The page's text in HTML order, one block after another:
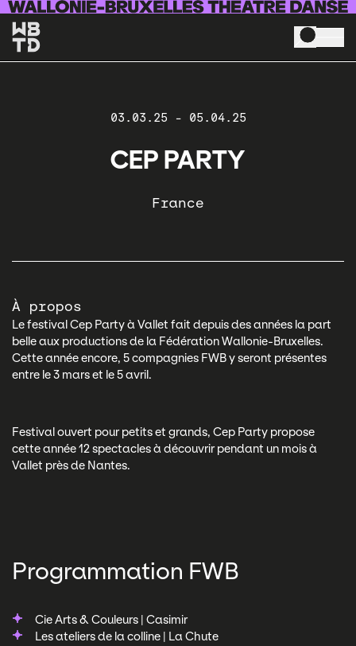
Aller au contenu principal
03.03.25 - 05.04.25
CEP PARTY
France
À propos
Le festival Cep Party à Vallet fait depuis des années la part
belle aux productions de la Fédération Wallonie-Bruxelles.
Cette année encore, 5 compagnies FWB y seront présentes
entre le 3 mars et le 5 avril.
Festival ouvert pour petits et grands, Cep Party propose
cette année 12 spectacles à découvrir pendant un mois à
Vallet près de Nantes.
Programmation FWB
Cie Arts & Couleurs | Casimir
Les ateliers de la colline | La Chute